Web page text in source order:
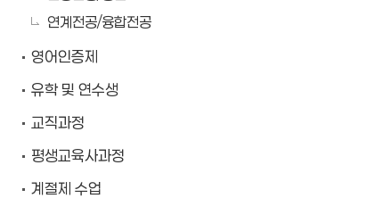
연계전공/융합전공
영어인증제
유학 및 연수생
교직과정
평생교육사과정
계절제 수업